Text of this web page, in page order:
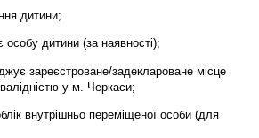
дитини;
дитини (за наявності);
зареєстроване/задеклароване місце
у м. Черкаси;
внутрішньо переміщеної особи (для